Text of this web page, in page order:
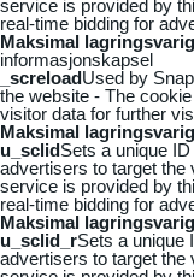
service is provided by
real-time bidding for
Maksimal
informasjonskapsel
_screloadUsed by
the website - The
visitor data for further
Maksimal
u_sclidSets a unique
advertisers to target the
service is provided by
real-time bidding for
Maksimal
u_sclid_rSets a unique
advertisers to target the